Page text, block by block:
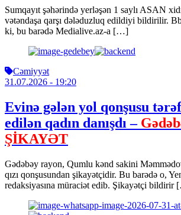
Sumqayıt şəhərində yerləşən 1 saylı ASAN
vətəndaşa qarşı dələduzluq edildiyi bildirilir.
ki, bu barədə Medialive.az-a […]
Cəmiyyət
31.07.2026 - 19:20
Evinə gələn yol qonşusu
edilən qadın danışdı –
ŞİKAYƏT
Gədəbəy rayon, Qumlu kənd sakini
qızı qonşusundan şikayətçidir. Bu barədə o,
redaksiyasına müraciət edib. Şikayətçi